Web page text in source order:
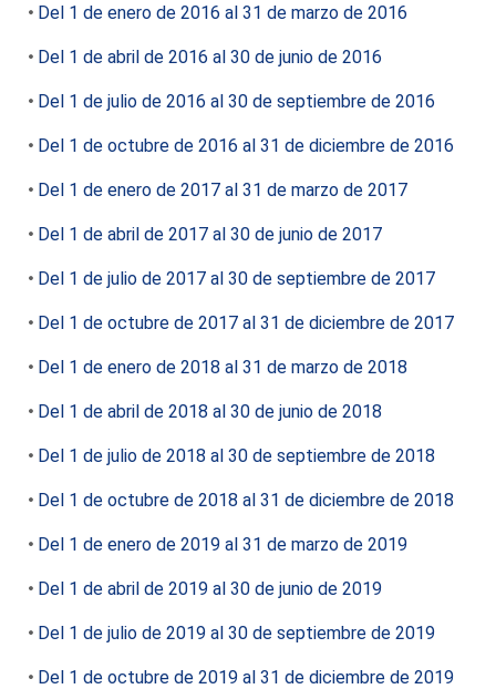
Del 1 de enero de 2016 al 31 de marzo de 2016
Del 1 de abril de 2016 al 30 de junio de 2016
Del 1 de julio de 2016 al 30 de septiembre de 2016
Del 1 de octubre de 2016 al 31 de diciembre de 2016
Del 1 de enero de 2017 al 31 de marzo de 2017
Del 1 de abril de 2017 al 30 de junio de 2017
Del 1 de julio de 2017 al 30 de septiembre de 2017
Del 1 de octubre de 2017 al 31 de diciembre de 2017
Del 1 de enero de 2018 al 31 de marzo de 2018
Del 1 de abril de 2018 al 30 de junio de 2018
Del 1 de julio de 2018 al 30 de septiembre de 2018
Del 1 de octubre de 2018 al 31 de diciembre de 2018
Del 1 de enero de 2019 al 31 de marzo de 2019
Del 1 de abril de 2019 al 30 de junio de 2019
Del 1 de julio de 2019 al 30 de septiembre de 2019
Del 1 de octubre de 2019 al 31 de diciembre de 2019